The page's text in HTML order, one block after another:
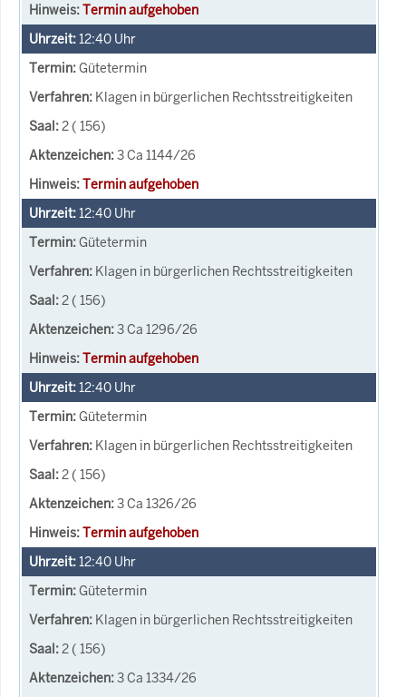
Termin aufgehoben
12:40 Uhr
Gütetermin
Klagen in bürgerlichen Rechtsstreitigkeiten
2 ( 156)
3 Ca 1144/26
Termin aufgehoben
12:40 Uhr
Gütetermin
Klagen in bürgerlichen Rechtsstreitigkeiten
2 ( 156)
3 Ca 1296/26
Termin aufgehoben
12:40 Uhr
Gütetermin
Klagen in bürgerlichen Rechtsstreitigkeiten
2 ( 156)
3 Ca 1326/26
Termin aufgehoben
12:40 Uhr
Gütetermin
Klagen in bürgerlichen Rechtsstreitigkeiten
2 ( 156)
3 Ca 1334/26